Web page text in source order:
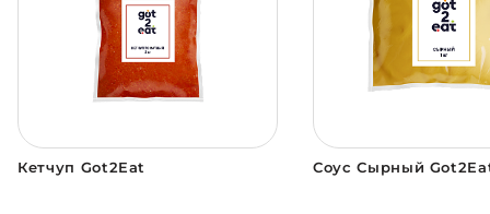
Кетчуп Got2Eat Соус Сырный